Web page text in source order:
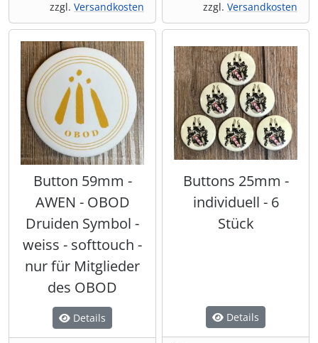
zzgl. Versandkosten zzgl. Versandkosten
Button 59mm -
AWEN - OBOD
Druiden Symbol -
weiss - softtouch -
nur für Mitglieder
des OBOD
Details
Buttons 25mm -
individuell - 6
Stück
Details